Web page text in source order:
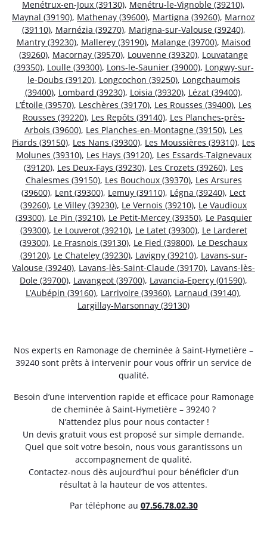
Menétrux-en-Joux (39130), Menétru-le-Vignoble (39210),
Maynal (39190), Mathenay (39600), Martigna (39260), Marnoz
(39110), Marnézia (39270), Marigna-sur-Valouse (39240),
Mantry (39230), Mallerey (39190), Malange (39700), Maisod
(39260), Macornay (39570), Louvenne (39320), Louvatange
(39350), Loulle (39300), Lons-le-Saunier (39000), Longwy-sur-
le-Doubs (39120), Longcochon (39250), Longchaumois
(39400), Lombard (39230), Loisia (39320), Lézat (39400),
L’Étoile (39570), Leschères (39170), Les Rousses (39400), Les
Rousses (39220), Les Repôts (39140), Les Planches-près-
Arbois (39600), Les Planches-en-Montagne (39150), Les
Piards (39150), Les Nans (39300), Les Moussières (39310), Les
Molunes (39310), Les Hays (39120), Les Essards-Taignevaux
(39120), Les Deux-Fays (39230), Les Crozets (39260), Les
Chalesmes (39150), Les Bouchoux (39370), Les Arsures
(39600), Lent (39300), Lemuy (39110), Légna (39240), Lect
(39260), Le Villey (39230), Le Vernois (39210), Le Vaudioux
(39300), Le Pin (39210), Le Petit-Mercey (39350), Le Pasquier
(39300), Le Louverot (39210), Le Latet (39300), Le Larderet
(39300), Le Frasnois (39130), Le Fied (39800), Le Deschaux
(39120), Le Chateley (39230), Lavigny (39210), Lavans-sur-
Valouse (39240), Lavans-lès-Saint-Claude (39170), Lavans-lès-
Dole (39700), Lavangeot (39700), Lavancia-Epercy (01590),
L’Aubépin (39160), Larrivoire (39360), Larnaud (39140),
Largillay-Marsonnay (39130)
Nos experts en Ramonage de cheminée à Saint-Hymetière –
39240 sont prêts à intervenir pour vous offrir un service de
qualité.
Besoin d’une intervention rapide et efficace pour Ramonage
de cheminée à Saint-Hymetière – 39240 ?
N’attendez plus pour nous contacter !
Un devis gratuit vous est proposé sur simple demande.
Quel que soit votre besoin, nous vous garantissons un
accompagnement de qualité.
Contactez-nous dès aujourd’hui pour bénéficier d’un
résultat à la hauteur de vos attentes.
Par téléphone au 07.56.78.02.30